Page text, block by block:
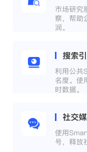
市场研究
察，帮助
润。
搜索
利用公共
名度。使
时数据。
社交
使用
号，释放